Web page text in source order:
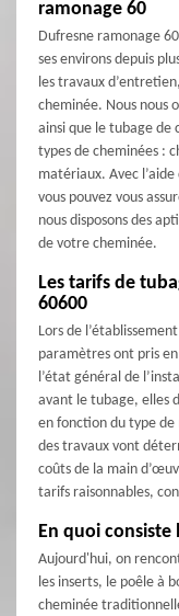
ramonage 60
Dufresne ramonage
ses environs depuis
les travaux
cheminée. Nous nous
ainsi que le tubage de
types de cheminées :
matériaux. Avec
vous pouvez vous
nous disposons des
de votre cheminée.
Les tarifs de
60600
Lors de
paramètres ont pris
l’état général de
avant le tubage, elles
en fonction du type
des travaux vont
coûts de la main
tarifs raisonnables,
En quoi consiste
Aujourd'hui, on
les inserts, le poêle à
cheminée